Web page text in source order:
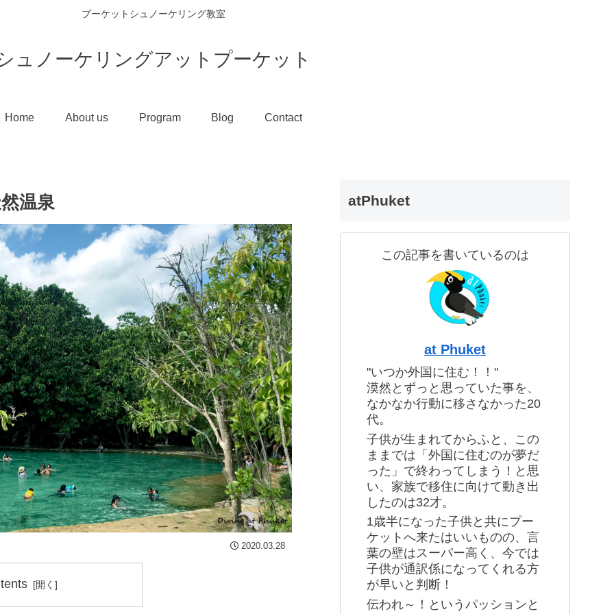
プーケットシュノーケリング教室
ュノーケリングアットプーケット
Home About us Program Blog Contact
温泉
2020.03.28
atPhuket
この記事を書いているのは
at Phuket
"いつか外国に住む！！"
漠然とずっと思っていた事を、
なかなか行動に移さなかった20
代。
子供が生まれてからふと、この
ままでは「外国に住むのが夢だ
った」で終わってしまう！と思
い、家族で移住に向けて動き出
したのは32才。
1歳半になった子供と共にプー
ケットへ来たはいいものの、言
葉の壁はスーパー高く、今では
子供が通訳係になってくれる方
が早いと判断！
伝われ～！というパッションと